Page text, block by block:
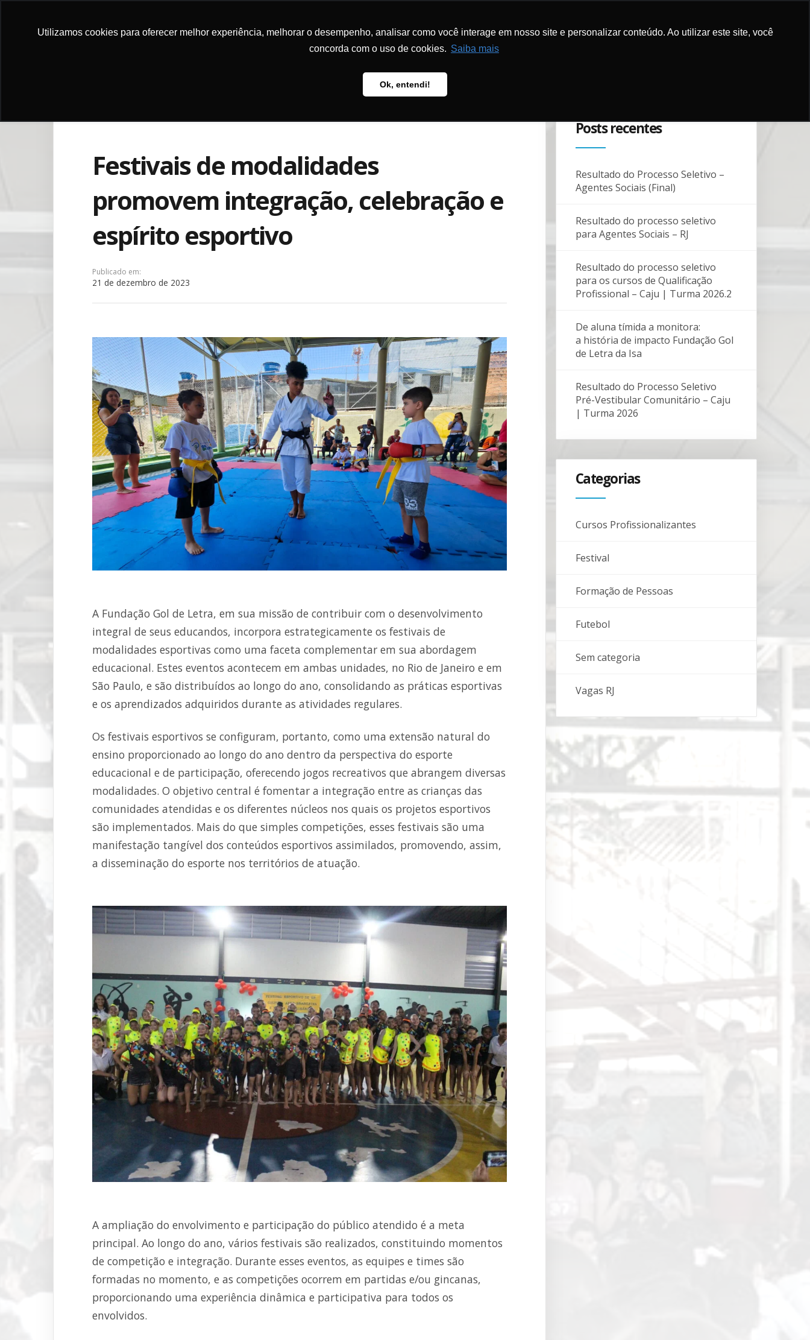
Utilizamos cookies para oferecer melhor experiência, melhorar o desempenho, analisar como você interage em nosso site e personalizar conteúdo. Ao utilizar este site, você
concorda com o uso de cookies. Saiba mais
Ok, entendi!
PROGRAMAS E PROJETOS METODOLOGIA PUBLICAÇÕES E MÍDIA
Festivais de modalidades
promovem integração, celebração e
espírito esportivo
Publicado em:
21 de dezembro de 2023
A Fundação Gol de Letra, em sua missão de contribuir com o desenvolvimento
integral de seus educandos, incorpora estrategicamente os festivais de
modalidades esportivas como uma faceta complementar em sua abordagem
educacional. Estes eventos acontecem em ambas unidades, no Rio de Janeiro e em
São Paulo, e são distribuídos ao longo do ano, consolidando as práticas esportivas
e os aprendizados adquiridos durante as atividades regulares.
Os festivais esportivos se configuram, portanto, como uma extensão natural do
ensino proporcionado ao longo do ano dentro da perspectiva do esporte
educacional e de participação, oferecendo jogos recreativos que abrangem diversas
modalidades. O objetivo central é fomentar a integração entre as crianças das
comunidades atendidas e os diferentes núcleos nos quais os projetos esportivos
são implementados. Mais do que simples competições, esses festivais são uma
manifestação tangível dos conteúdos esportivos assimilados, promovendo, assim,
a disseminação do esporte nos territórios de atuação.
A ampliação do envolvimento e participação do público atendido é a meta
principal. Ao longo do ano, vários festivais são realizados, constituindo momentos
de competição e integração. Durante esses eventos, as equipes e times são
formadas no momento, e as competições ocorrem em partidas e/ou gincanas,
proporcionando uma experiência dinâmica e participativa para todos os
envolvidos.
Posts recentes
Resultado do Processo Seletivo –
Agentes Sociais (Final)
Resultado do processo seletivo
para Agentes Sociais – RJ
Resultado do processo seletivo
para os cursos de Qualificação
Profissional – Caju | Turma 2026.2
De aluna tímida a monitora:
a história de impacto Fundação Gol
de Letra da Isa
Resultado do Processo Seletivo
Pré-Vestibular Comunitário – Caju
| Turma 2026
Categorias
Cursos Profissionalizantes
Festival
Formação de Pessoas
Futebol
Sem categoria
Vagas RJ